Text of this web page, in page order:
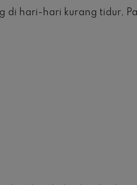
di hari-hari kurang tidur,